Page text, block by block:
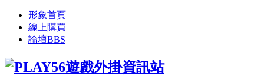
形象首頁
線上購買
論壇BBS